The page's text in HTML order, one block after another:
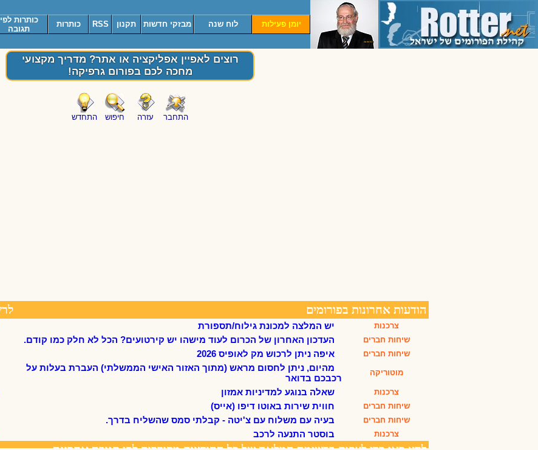
יומן פעילות לוח שנה מבזקי חדשות תקנון RSS כותרות
כותרות לפי
תגובה
רוצים לאפיין אפליקציה או אתר? מדריך מקצועי
מחכה לכם בפורום גרפיקה!
התחבר עזרה חיפוש התחדש